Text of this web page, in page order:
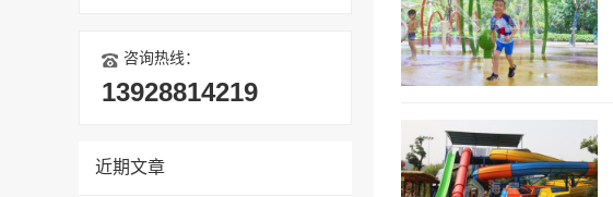
咨询热线：
13928814219
近期文章